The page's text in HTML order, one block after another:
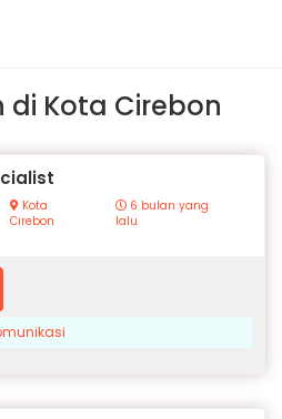
di Kota Cirebon
Kota
Cirebon
6 bulan yang
lalu